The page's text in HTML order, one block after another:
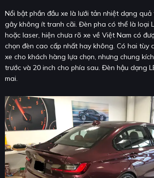
Nổi bật phần đầu xe là lưới tản nhiệt dạng quả
gây không ít tranh cãi. Đèn pha có thể là loại
hoặc laser, hiện chưa rõ xe về Việt Nam có
chọn đèn cao cấp nhất hay không. Có hai tùy
xe cho khách hàng lựa chọn, nhưng chung
trước và 20 inch cho phía sau. Đèn hậu dạng
mai.